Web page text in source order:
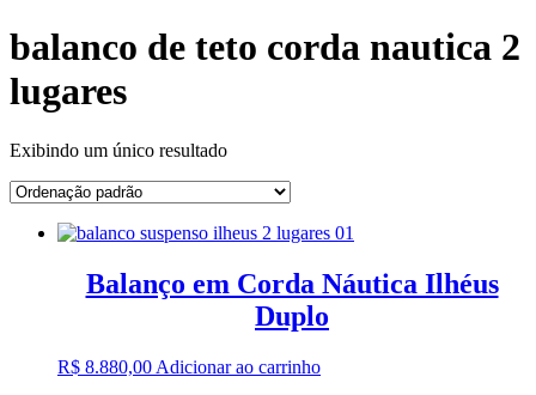
balanco de teto corda nautica 2
lugares
Exibindo um único resultado
Balanço em Corda Náutica Ilhéus
Duplo
R$ 8.880,00 Adicionar ao carrinho